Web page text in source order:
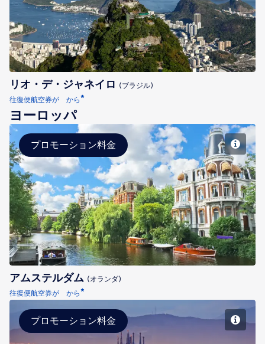
リオ・デ・ジャネイロ (ブラジル)
往復便航空券が から*
ヨーロッパ
アムステルダム
プロモーション料金
アムステルダム (オランダ)
往復便航空券が から*
プロモーション料金